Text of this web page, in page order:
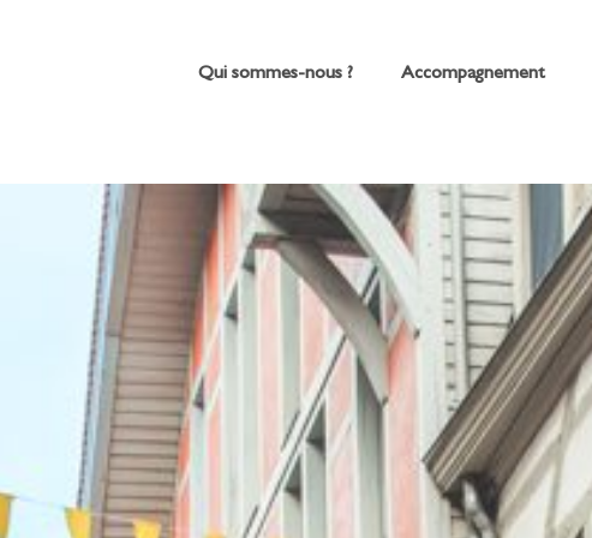
Qui sommes-nous ? Accompagnement